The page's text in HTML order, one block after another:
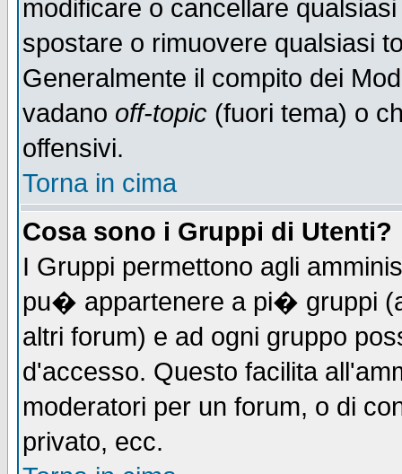
modificare o cancellare
spostare o rimuovere qualsiasi
Generalmente il compito dei
vadano off-topic (fuori tema) o
offensivi.
Torna in cima
Cosa sono i Gruppi di Utenti?
I Gruppi permettono agli
pu� appartenere a pi� gruppi
altri forum) e ad ogni gruppo
d'accesso. Questo facilita
moderatori per un forum, o di
privato, ecc.